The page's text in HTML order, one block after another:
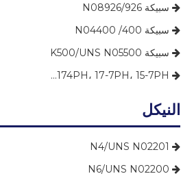
 ​​​​​​​ سبيكة 926/N08926
 ​​​​​​​​ سبيكة 400/ N04400
 ​​​​​​​​​ سبيكة K500/UNS N05500

النيكل

N4/UNS N02201

N6/UNS N02200